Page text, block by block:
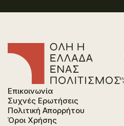
Επικοινωνία
Συχνές Ερωτήσεις
Πολιτική Απορρήτου
Όροι Χρήσης